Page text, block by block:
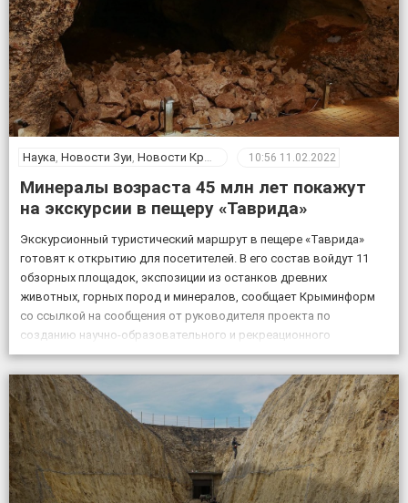
Наука, Новости Зуи, Новости Крыма 10:56 11.02.2022
Минералы возраста 45 млн лет покажут
на экскурсии в пещеру «Таврида»
Экскурсионный туристический маршрут в пещере «Таврида»
готовят к открытию для посетителей. В его состав войдут 11
обзорных площадок, экспозиции из останков древних
животных, горных пород и минералов, сообщает Крыминформ
со ссылкой на сообщения от руководителя проекта по
созданию научно-образовательного и рекреационного
комплекса на базе пещеры Таврида, старшего преподавателя
Крымского федерального университета Геннадия Самохина. «На
протяжении […]